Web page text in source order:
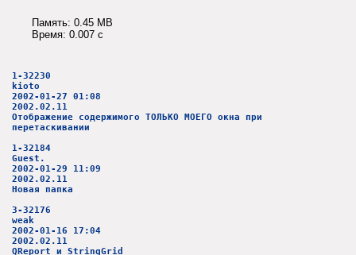
Память: 0.45 MB
Время: 0.007 c
1-32230
kioto
2002-01-27 01:08
2002.02.11
Отображение содержимого ТОЛЬКО МОЕГО окна при
перетаскивании
1-32184
Guest.
2002-01-29 11:09
2002.02.11
Новая папка
3-32176
weak
2002-01-16 17:04
2002.02.11
QReport и StringGrid